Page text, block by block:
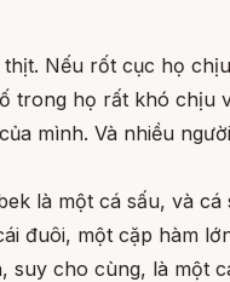
Nếu rốt cục họ
trong họ rất khó
mình. Và nhiều
là một cá sấu, và
đuôi, một cặp hàm
cho cùng, là